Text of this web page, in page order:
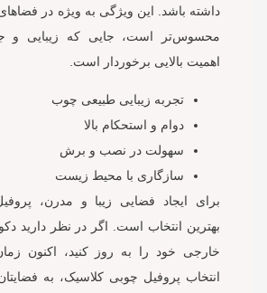
داشته باشد. این ویژگی به ویژه در
محسوس‌تر است، جایی که زیبایی و
اهمیت بالایی برخوردار است.
تجربه زیبایی طبیعی چوب
دوام و استحکام بالا
سهولت در نصب و برش
سازگاری با محیط زیست
برای ایجاد فضایی زیبا و مدرن،
بهترین انتخاب است. اگر در نظر دارید
خارجی خود را به روز کنید، اکنون
انتخاب پروفیل چوبی کلاسیک، به